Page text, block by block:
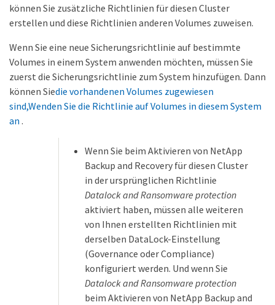
können Sie zusätzliche Richtlinien für diesen Cluster
erstellen und diese Richtlinien anderen Volumes zuweisen.
Wenn Sie eine neue Sicherungsrichtlinie auf bestimmte
Volumes in einem System anwenden möchten, müssen Sie
zuerst die Sicherungsrichtlinie zum System hinzufügen. Dann
können Siedie vorhandenen Volumes zugewiesen
sind,Wenden Sie die Richtlinie auf Volumes in diesem System
an .
Wenn Sie beim Aktivieren von NetApp
Backup and Recovery für diesen Cluster
in der ursprünglichen Richtlinie
Datalock and Ransomware protection
aktiviert haben, müssen alle weiteren
von Ihnen erstellten Richtlinien mit
derselben DataLock-Einstellung
(Governance oder Compliance)
konfiguriert werden. Und wenn Sie
Datalock and Ransomware protection
beim Aktivieren von NetApp Backup and